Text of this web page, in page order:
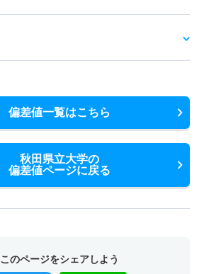
偏差値一覧はこちら
秋田県立大学の
偏差値ページに戻る
このページをシェアしよう